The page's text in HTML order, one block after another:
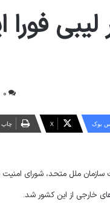
فورا
0
بوک X چاپ
ملل متحد، شورای امنیت
خارجی از این کشور شد.